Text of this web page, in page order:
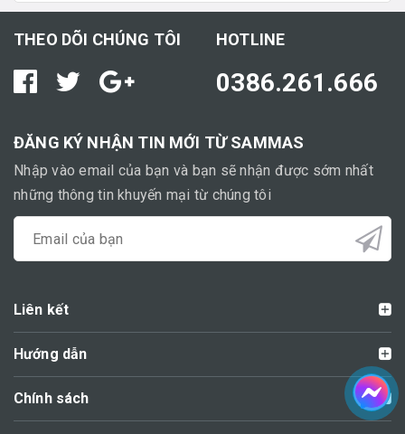
THEO DÕI CHÚNG TÔI HOTLINE
0386.261.666
ĐĂNG KÝ NHẬN TIN MỚI TỪ SAMMAS
Nhập vào email của bạn và bạn sẽ nhận được sớm nhất
những thông tin khuyến mại từ chúng tôi
Liên kết
Hướng dẫn
Chính sách